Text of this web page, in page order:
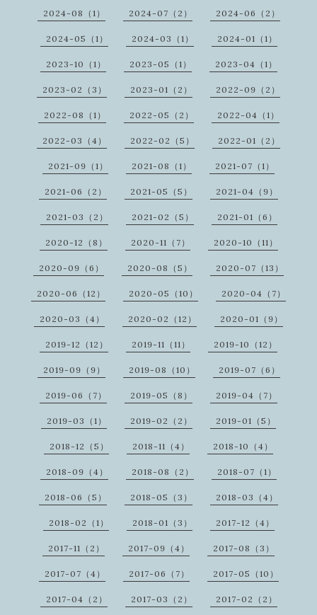
2024-08（1） 2024-07（2） 2024-06（2）
2024-05（1） 2024-03（1） 2024-01（1）
2023-10（1） 2023-05（1） 2023-04（1）
2023-02（3） 2023-01（2） 2022-09（2）
2022-08（1） 2022-05（2） 2022-04（1）
2022-03（4） 2022-02（5） 2022-01（2）
2021-09（1） 2021-08（1） 2021-07（1）
2021-06（2） 2021-05（5） 2021-04（9）
2021-03（2） 2021-02（5） 2021-01（6）
2020-12（8） 2020-11（7） 2020-10（11）
2020-09（6） 2020-08（5） 2020-07（13）
2020-06（12） 2020-05（10） 2020-04（7）
2020-03（4） 2020-02（12） 2020-01（9）
2019-12（12） 2019-11（11） 2019-10（12）
2019-09（9） 2019-08（10） 2019-07（6）
2019-06（7） 2019-05（8） 2019-04（7）
2019-03（1） 2019-02（2） 2019-01（5）
2018-12（5） 2018-11（4） 2018-10（4）
2018-09（4） 2018-08（2） 2018-07（1）
2018-06（5） 2018-05（3） 2018-03（4）
2018-02（1） 2018-01（3） 2017-12（4）
2017-11（2） 2017-09（4） 2017-08（3）
2017-07（4） 2017-06（7） 2017-05（10）
2017-04（2） 2017-03（2） 2017-02（2）